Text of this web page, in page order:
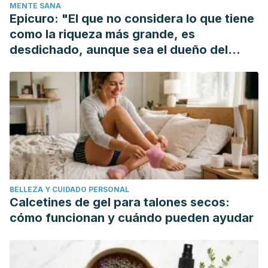
MENTE SANA
Epicuro: "El que no considera lo que tiene
como la riqueza más grande, es
desdichado, aunque sea el dueño del
BELLEZA Y CUIDADO PERSONAL
Calcetines de gel para talones secos:
cómo funcionan y cuándo pueden ayudar